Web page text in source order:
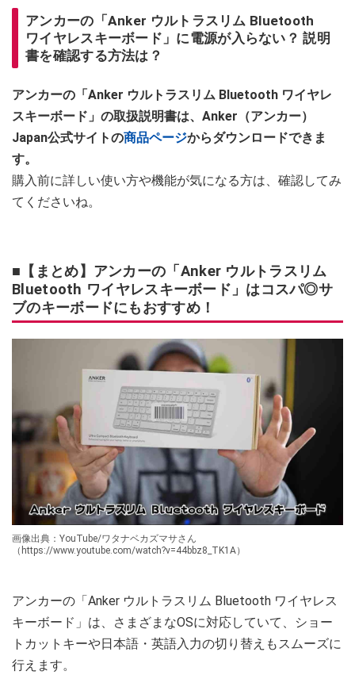
アンカーの「Anker ウルトラスリム Bluetooth
ワイヤレスキーボード」に電源が入らない？ 説明
書を確認する方法は？
アンカーの「Anker ウルトラスリム Bluetooth ワイヤレ
スキーボード」の取扱説明書は、Anker（アンカー）
Japan公式サイトの商品ページからダウンロードできま
す。
購入前に詳しい使い方や機能が気になる方は、確認してみ
てくださいね。
■【まとめ】アンカーの「Anker ウルトラスリム
Bluetooth ワイヤレスキーボード」はコスパ◎サ
ブのキーボードにもおすすめ！
画像出典：YouTube/ワタナベカズマサさん
（https://www.youtube.com/watch?v=44bbz8_TK1A）
アンカーの「Anker ウルトラスリム Bluetooth ワイヤレス
キーボード」は、さまざまなOSに対応していて、ショー
トカットキーや日本語・英語入力の切り替えもスムーズに
行えます。